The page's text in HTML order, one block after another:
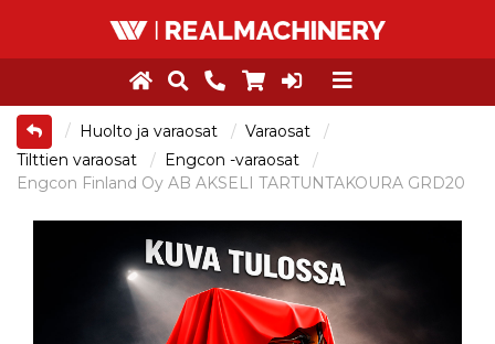
Huolto ja varaosat
Varaosat
Tilttien varaosat
Engcon -varaosat
Engcon Finland Oy AB AKSELI TARTUNTAKOURA GRD20